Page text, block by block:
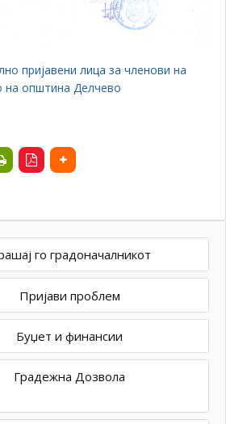
пријавени лица за членови на
на општина Делчево
го градоначалникот
Пријави проблем
Буџет и финансии
Градежна Дозвола